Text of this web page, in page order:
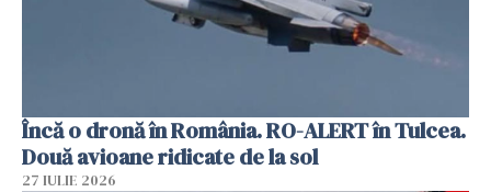
Încă o dronă în România. RO-ALERT în Tulcea.
Două avioane ridicate de la sol
27 IULIE 2026